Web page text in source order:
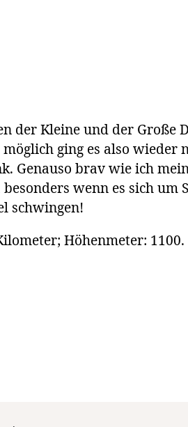
der Kleine und der Große
ging es also wieder
Genauso brav wie ich
wenn es sich um
schwingen!
Höhenmeter: 1100.